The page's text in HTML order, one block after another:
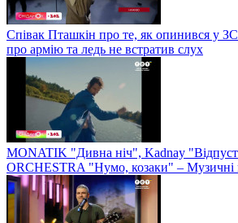
Співак Пташкін про те, як опинився у
про армію та ледь не встратив слух
MONATIK "Дивна ніч", Kadnay
ORCHESTRA "Нумо, козаки" – Музичні